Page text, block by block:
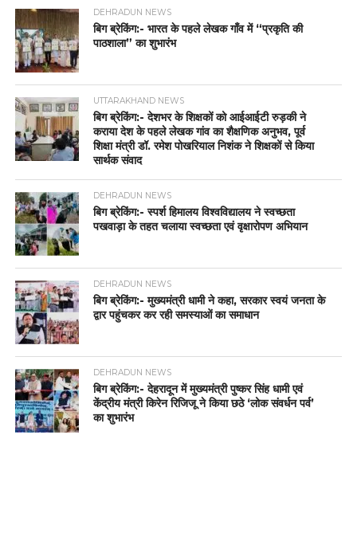
DEHRADUN NEWS
बिग ब्रेकिंग:- भारत के पहले लेखक गाँव में “प्रकृति की
पाठशाला” का शुभारंभ
UTTARAKHAND NEWS
बिग ब्रेकिंग:- देशभर के शिक्षकों को आईआईटी रुड़की ने
कराया देश के पहले लेखक गांव का शैक्षणिक अनुभव, पूर्व
शिक्षा मंत्री डॉ. रमेश पोखरियाल निशंक ने शिक्षकों से किया
सार्थक संवाद
DEHRADUN NEWS
बिग ब्रेकिंग:- स्पर्श हिमालय विश्वविद्यालय ने स्वच्छता
पखवाड़ा के तहत चलाया स्वच्छता एवं वृक्षारोपण अभियान
DEHRADUN NEWS
बिग ब्रेकिंग:- मुख्यमंत्री धामी ने कहा, सरकार स्वयं जनता के
द्वार पहुंचकर कर रही समस्याओं का समाधान
DEHRADUN NEWS
बिग ब्रेकिंग:- देहरादून में मुख्यमंत्री पुष्कर सिंह धामी एवं
केंद्रीय मंत्री किरेन रिजिजू ने किया छठे ‘लोक संवर्धन पर्व’
का शुभारंभ